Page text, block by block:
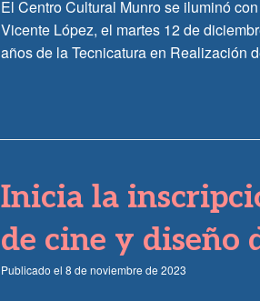
El Centro Cultural Munro se iluminó
Vicente López, el martes 12 de
años de la Tecnicatura en Realización
Inicia la
de cine y diseño
Publicado el8 de noviembre de 2023